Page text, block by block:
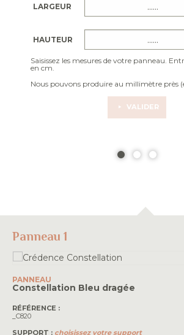
LARGEUR
HAUTEUR
Saisissez les mesures de votre panneau.
en cm.
Nous pouvons produire au millimètre près
VALIDER
Panneau 1
PANNEAU
Constellation Bleu dragée
RÉFÉRENCE :
_C820
SUPPORT : choisissez votre support